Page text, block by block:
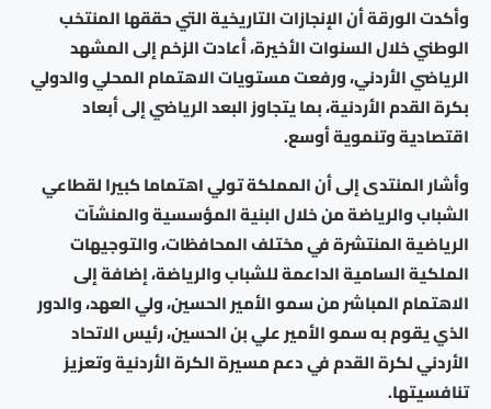
وأكدت الورقة أن الإنجازات التاريخية التي حققها المنتخب
الوطني خلال السنوات الأخيرة، أعادت الزخم إلى المشهد
الرياضي الأردني، ورفعت مستويات الاهتمام المحلي والدولي
بكرة القدم الأردنية، بما يتجاوز البعد الرياضي إلى أبعاد
اقتصادية وتنموية أوسع.
وأشار المنتدى إلى أن المملكة تولي اهتماما كبيرا لقطاعي
الشباب والرياضة من خلال البنية المؤسسية والمنشآت
الرياضية المنتشرة في مختلف المحافظات، والتوجيهات
الملكية السامية الداعمة للشباب والرياضة، إضافة إلى
الاهتمام المباشر من سمو الأمير الحسين، ولي العهد، والدور
الذي يقوم به سمو الأمير علي بن الحسين، رئيس الاتحاد
الأردني لكرة القدم في دعم مسيرة الكرة الأردنية وتعزيز
تنافسيتها.